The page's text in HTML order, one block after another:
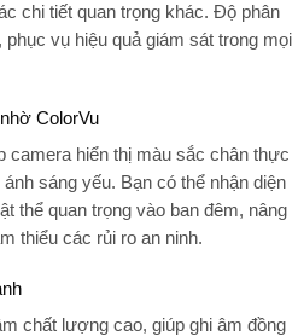
chi tiết quan trọng khác. Độ phân
vụ hiệu quả giám sát trong mọi
ColorVu
camera hiển thị màu sắc chân thực
sáng yếu. Bạn có thể nhận diện
thể quan trọng vào ban đêm, nâng
thiểu các rủi ro an ninh.
chất lượng cao, giúp ghi âm đồng